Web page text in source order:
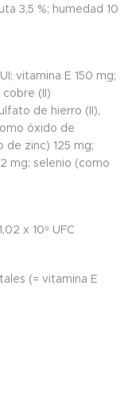
3,5 %; humedad 10
vitamina E 150 mg;
(II)
de hierro (II),
óxido de
de zinc) 125 mg;
mg; selenio (como
x 10⁹ UFC
(= vitamina E